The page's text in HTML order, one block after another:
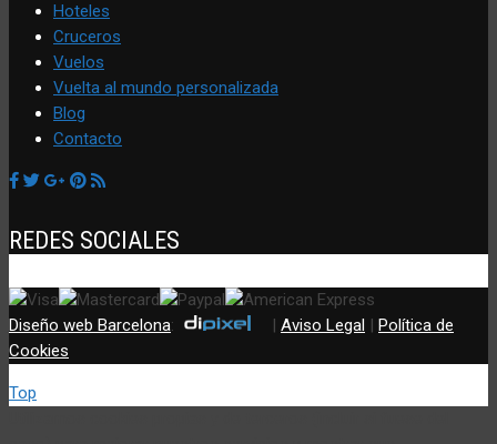
Hoteles
Cruceros
Vuelos
Vuelta al mundo personalizada
Blog
Contacto
REDES SOCIALES
Diseño web Barcelona: | Aviso Legal | Política de
Cookies
Top